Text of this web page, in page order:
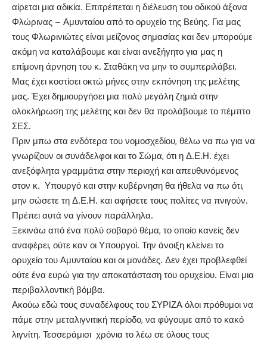
αίρεται μια αδικία. Επιτρέπεται η διέλευση του οδικού άξονα
Φλώρινας – Αμυνταίου από το ορυχείο της Βεύης. Για μας
τους Φλωρινιώτες είναι μείζονος σημασίας και δεν μπορούμε
ακόμη να καταλάβουμε και είναι ανεξήγητο για μας η
επίμονη άρνηση του κ. Σταθάκη να μην το συμπεριλάβει.
Μας έχει κοστίσει οκτώ μήνες στην εκπόνηση της μελέτης
μας. Έχει δημιουργήσει μια πολύ μεγάλη ζημιά στην
ολοκλήρωση της μελέτης και δεν θα προλάβουμε το πέμπτο
ΣΕΣ.
Πριν μπω στα ενδότερα του νομοσχεδίου, θέλω να πω για να
γνωρίζουν οι συνάδελφοι και το Σώμα, ότι η Δ.Ε.Η. έχει
ανεξόφλητα γραμμάτια στην περιοχή και απευθυνόμενος
στον κ. Υπουργό και στην κυβέρνηση θα ήθελα να πω ότι,
μην σώσετε τη Δ.Ε.Η. και αφήσετε τους πολίτες να πνιγούν.
Πρέπει αυτά να γίνουν παράλληλα.
Ξεκινάω από ένα πολύ σοβαρό θέμα, το οποίο κανείς δεν
αναφέρει, ούτε καν οι Υπουργοί. Την άνοιξη κλείνει το
ορυχείο του Αμυνταίου και οι μονάδες. Δεν έχει προβλεφθεί
ούτε ένα ευρώ για την αποκατάσταση του ορυχείου. Είναι μια
περιβαλλοντική βόμβα.
Ακούω εδώ τους συναδέλφους του ΣΥΡΙΖΑ όλοι πρόθυμοι να
πάμε στην μεταλιγνιτική περίοδο, να φύγουμε από το κακό
λιγνίτη. Τεσσεράμισι χρόνια το λέω σε όλους τους